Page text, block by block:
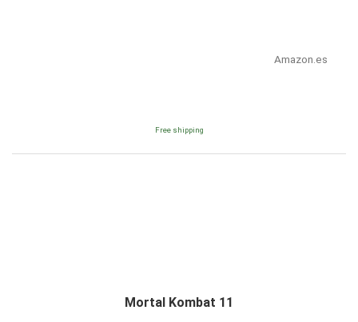
Amazon.es
Free shipping
Mortal Kombat 11